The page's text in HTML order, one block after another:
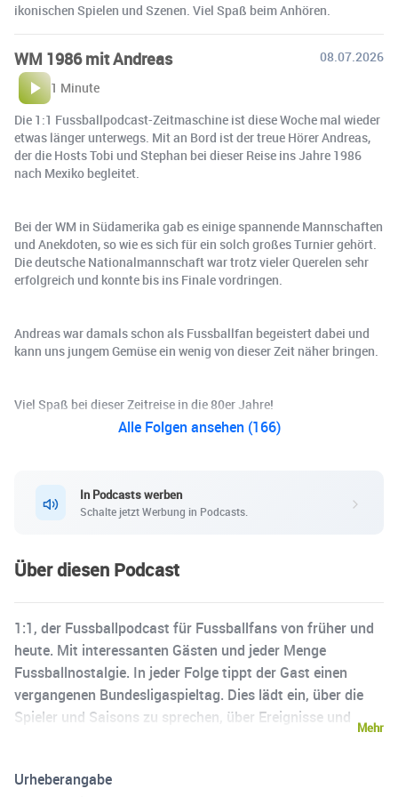
ikonischen Spielen und Szenen. Viel Spaß beim Anhören.
WM 1986 mit Andreas
08.07.2026
1 Minute
Die 1:1 Fussballpodcast-Zeitmaschine ist diese Woche mal wieder
etwas länger unterwegs. Mit an Bord ist der treue Hörer Andreas,
der die Hosts Tobi und Stephan bei dieser Reise ins Jahre 1986
nach Mexiko begleitet.
Bei der WM in Südamerika gab es einige spannende Mannschaften
und Anekdoten, so wie es sich für ein solch großes Turnier gehört.
Die deutsche Nationalmannschaft war trotz vieler Querelen sehr
erfolgreich und konnte bis ins Finale vordringen.
Andreas war damals schon als Fussballfan begeistert dabei und
kann uns jungem Gemüse ein wenig von dieser Zeit näher bringen.
Viel Spaß bei dieser Zeitreise in die 80er Jahre!
Alle Folgen ansehen (166)
In Podcasts werben
Schalte jetzt Werbung in Podcasts.
Über diesen Podcast
1:1, der Fussballpodcast für Fussballfans von früher und
heute. Mit interessanten Gästen und jeder Menge
Fussballnostalgie. In jeder Folge tippt der Gast einen
vergangenen Bundesligaspieltag. Dies lädt ein, über die
Spieler und Saisons zu sprechen, über Ereignisse und
erzählt im ersten Teil jeder Folge der Gast seine
Mehr
Urheberangabe